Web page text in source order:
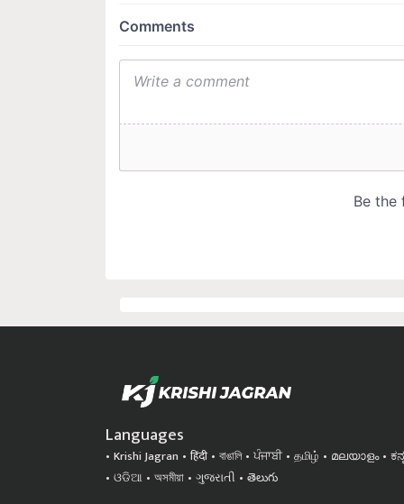
Languages
Krishi Jagran हिंदी বাঙালি ਪੰਜਾਬੀ தமிழ் മലയാളം
ଓଡିଆ
অসমীয়া ગુજરાતી తెలుగు